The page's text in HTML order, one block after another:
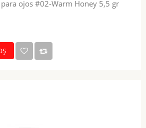
para ojos #02-Warm Honey 5,5 gr